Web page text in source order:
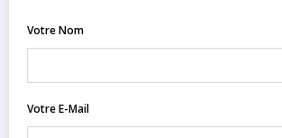
Votre Nom
Votre E-Mail